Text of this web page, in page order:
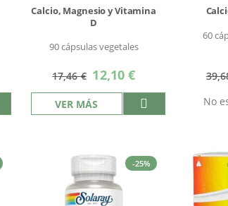
Calcio, Magnesio y Vitamina
D
90 cápsulas vegetales
17,46 € Precio
especial
12,10 €
VER MÁS
60
No
-25%